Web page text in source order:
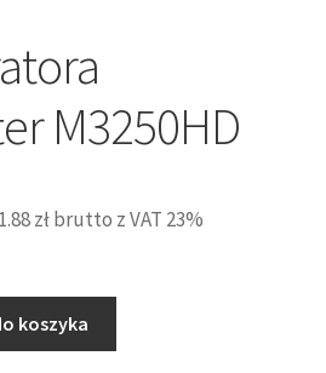
M3250HD
złbrutto z VAT 23%
koszyka